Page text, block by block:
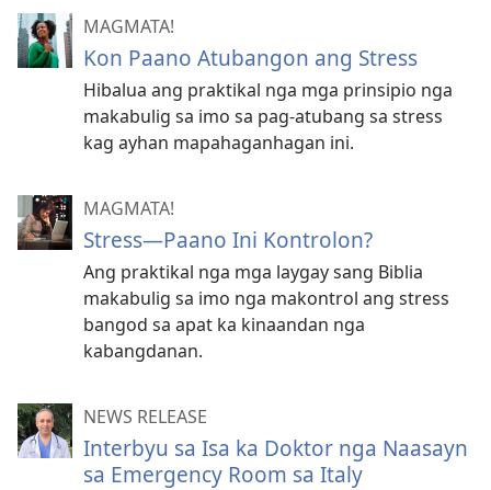
MAGMATA!
Kon Paano Atubangon ang Stress
Hibalua ang praktikal nga mga prinsipio nga
makabulig sa imo sa pag-atubang sa stress
kag ayhan mapahaganhagan ini.
MAGMATA!
Stress—Paano Ini Kontrolon?
Ang praktikal nga mga laygay sang Biblia
makabulig sa imo nga makontrol ang stress
bangod sa apat ka kinaandan nga
kabangdanan.
NEWS RELEASE
Interbyu sa Isa ka Doktor nga Naasayn
sa Emergency Room sa Italy